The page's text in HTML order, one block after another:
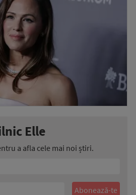
Elle
a afla cele mai noi știri.